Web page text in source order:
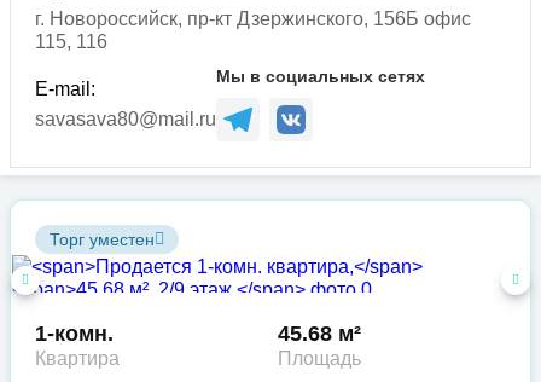
г. Новороссийск, пр-кт Дзержинского, 156Б офис
115, 116
E-mail:
savasava80@mail.ru
Мы в социальных сетях
Торг уместен
1-комн.
Квартира
45.68 м²
Площадь